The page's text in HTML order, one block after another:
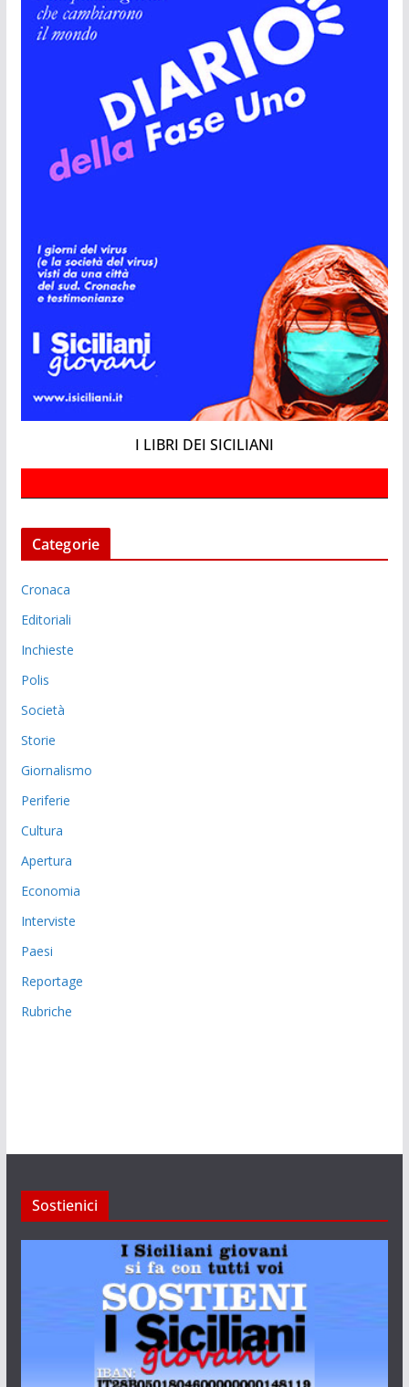
I LIBRI DEI SICILIANI
Categorie
Cronaca
Editoriali
Inchieste
Polis
Società
Storie
Giornalismo
Periferie
Cultura
Apertura
Economia
Interviste
Paesi
Reportage
Rubriche
Sostienici